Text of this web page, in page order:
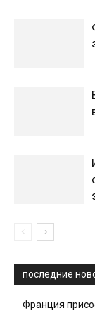
последние
Франция